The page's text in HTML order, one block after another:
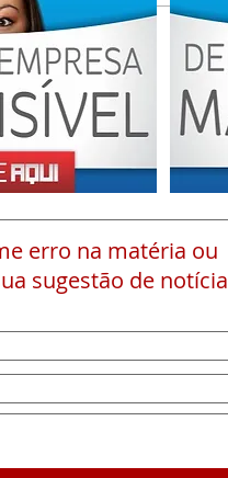
erro na matéria ou
sugestão de notícia